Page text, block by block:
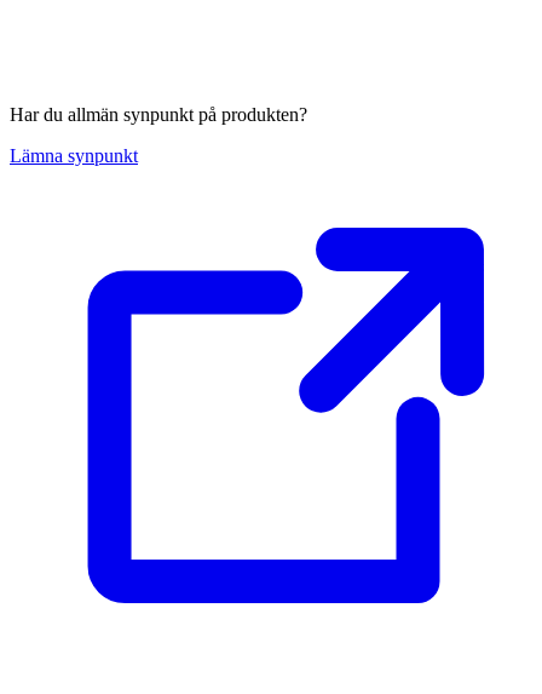
Har du allmän synpunkt på produkten?
Lämna synpunkt